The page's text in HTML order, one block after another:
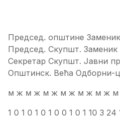
Председ. општине
Председ. Скупшт. Заменик
Секретар Скупшт. Јавни
Општинск. Већа Одборни-
м ж м ж м ж м ж м ж м ж
1 0 1 0 1 0 1 0 0 1 0 1 10 3 24